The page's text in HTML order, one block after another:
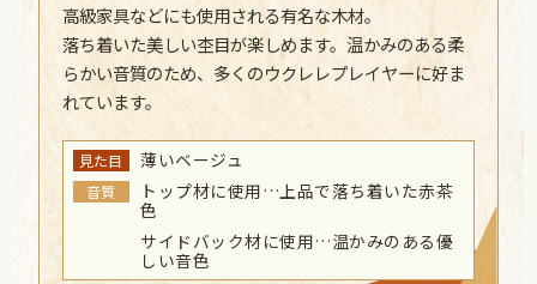
高級家具などにも使用される有名な木材。
落ち着いた美しい杢目が楽しめます。温かみのある柔
らかい音質のため、多くのウクレレプレイヤーに好ま
れています。
見た目 薄いベージュ
音質
トップ材に使用…上品で落ち着いた赤茶
色
サイドバック材に使用…温かみのある優
しい音色